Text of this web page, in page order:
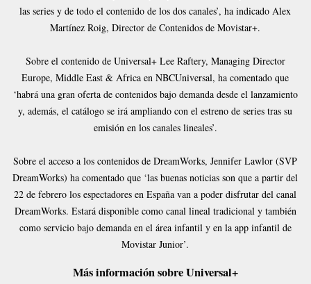
las series y de todo el contenido de los dos canales’, ha indicado Alex
Martínez Roig, Director de Contenidos de Movistar+.
Sobre el contenido de Universal+ Lee Raftery, Managing Director
Europe, Middle East & Africa en NBCUniversal, ha comentado que
‘habrá una gran oferta de contenidos bajo demanda desde el lanzamiento
y, además, el catálogo se irá ampliando con el estreno de series tras su
emisión en los canales lineales’.
Sobre el acceso a los contenidos de DreamWorks, Jennifer Lawlor (SVP
DreamWorks) ha comentado que ‘las buenas noticias son que a partir del
22 de febrero los espectadores en España van a poder disfrutar del canal
DreamWorks. Estará disponible como canal lineal tradicional y también
como servicio bajo demanda en el área infantil y en la app infantil de
Movistar Junior’.
Más información sobre Universal+